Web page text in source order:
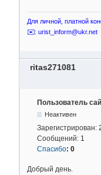
Для личной, платной
✉️: urist_inform@ukr.net
ritas271081
Пользователь
Неактивен
Зарегистрирован:
Сообщений: 1
Спасибо: 0
Добрый день.